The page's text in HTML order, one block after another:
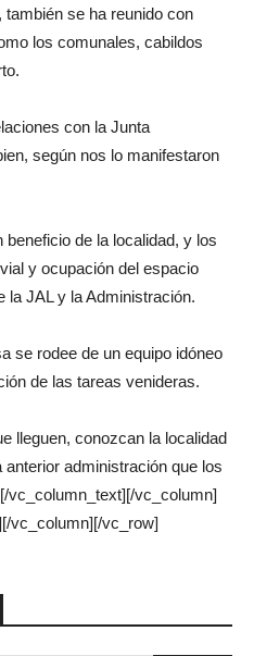
se ha reunido con
los comunales, cabildos
con la Junta
según nos lo manifestaron
de la localidad, y los
y ocupación del espacio
la JAL y la Administración.
se rodee de un equipo idóneo
de las tareas venideras.
lleguen, conozcan la localidad
administración que los
[/vc_column_text][/vc_column]
vc_column][/vc_row]